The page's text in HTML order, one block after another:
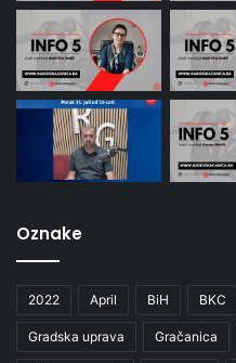
Oznake
2022 April BiH BKC
Gradska uprava Gračanica